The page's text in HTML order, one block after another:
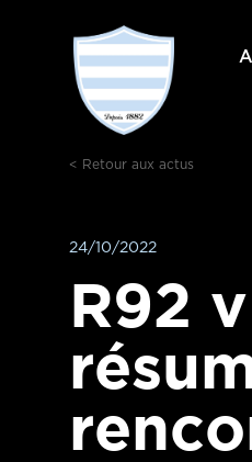
< Retour aux actus
24/10/2022
R92